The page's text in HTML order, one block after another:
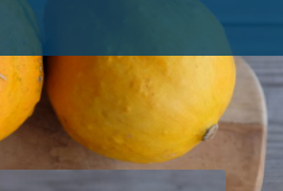
Légumes Courges
>